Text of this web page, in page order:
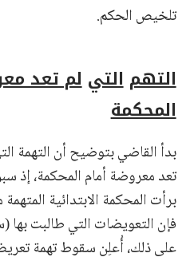
تلخيص الحكم.
التهم التي لم تعد
المحكمة
بدأ القاضي بتوضيح أن التهمة
تعد معروضة أمام المحكمة، إذ
برأت المحكمة الابتدائية
فإن التعويضات التي طالبت بها
على ذلك، أُعلِن سقوط تهمة